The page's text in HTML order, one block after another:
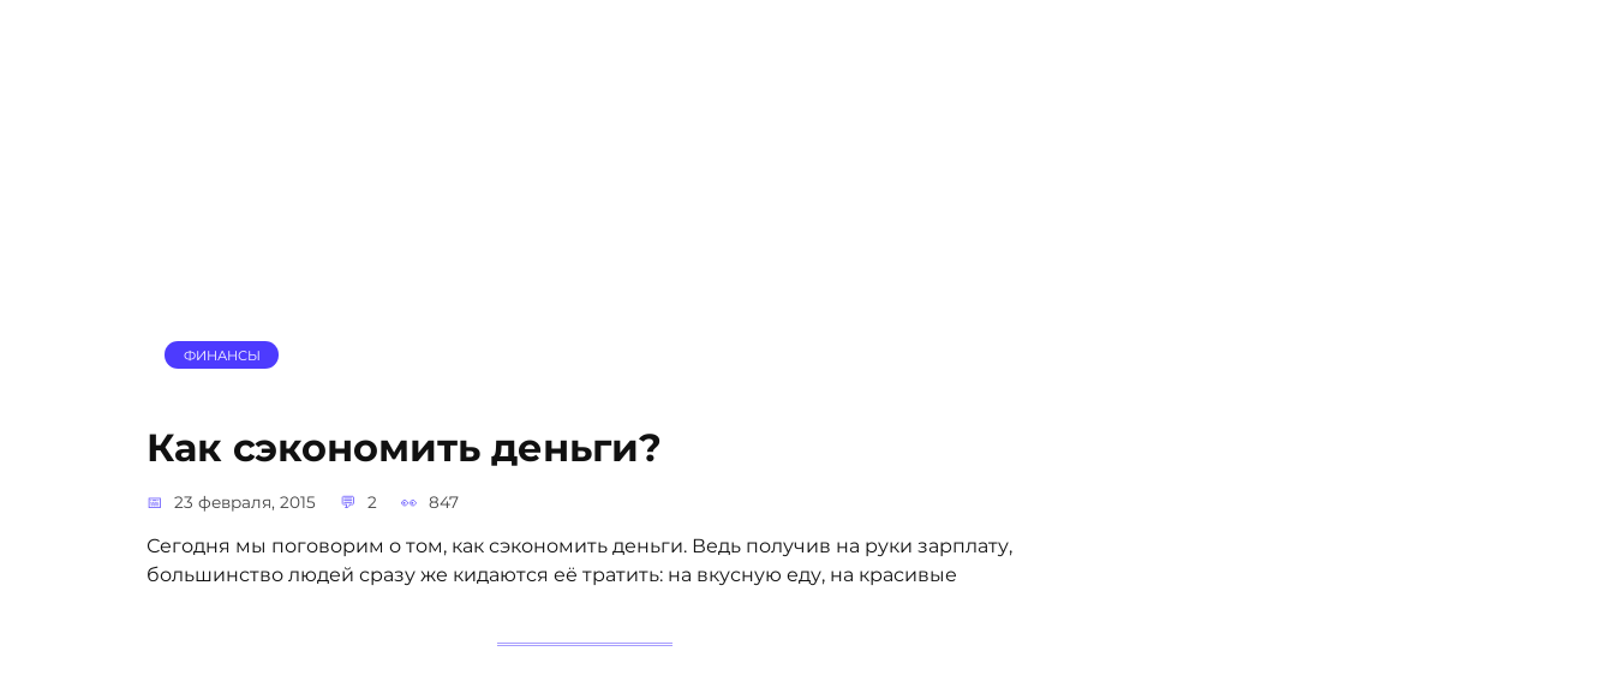
ФИНАНСЫ
Как сэкономить деньги?
23 февраля, 2015 2 847
Сегодня мы поговорим о том, как сэкономить деньги. Ведь получив на руки зарплату,
большинство людей сразу же кидаются её тратить: на вкусную еду, на красивые